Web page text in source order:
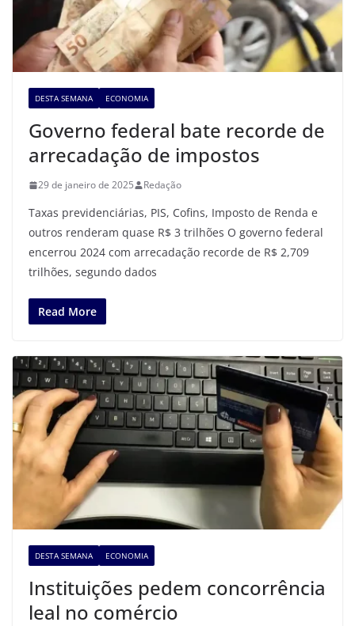
DESTA SEMANA ECONOMIA
Governo federal bate recorde de
arrecadação de impostos
29 de janeiro de 2025 Redação
Taxas previdenciárias, PIS, Cofins, Imposto de Renda e
outros renderam quase R$ 3 trilhões O governo federal
encerrou 2024 com arrecadação recorde de R$ 2,709
trilhões, segundo dados
Read More
DESTA SEMANA ECONOMIA
Instituições pedem concorrência
leal no comércio